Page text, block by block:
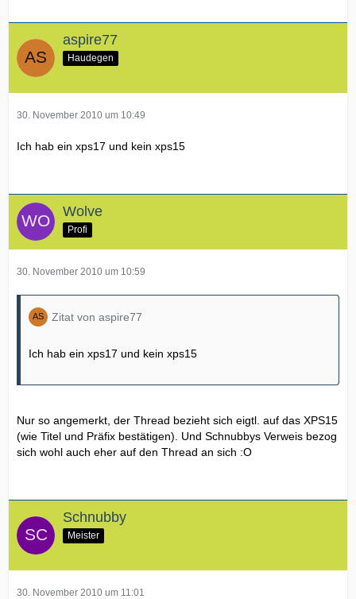
aspire77
Haudegen
30. November 2010 um 10:49
Ich hab ein xps17 und kein xps15
Wolve
Profi
30. November 2010 um 10:59
Zitat von aspire77
Ich hab ein xps17 und kein xps15
Nur so angemerkt, der Thread bezieht sich eigtl. auf das XPS15
(wie Titel und Präfix bestätigen). Und Schnubbys Verweis bezog
sich wohl auch eher auf den Thread an sich :O
Schnubby
Meister
30. November 2010 um 11:01